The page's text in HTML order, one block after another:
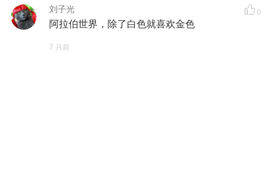
刘子光 0
阿拉伯世界，除了白色就喜欢金色
7 月前